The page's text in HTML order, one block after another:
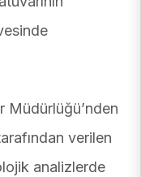
Müdürlüğü’nden
verilen
analizlerde